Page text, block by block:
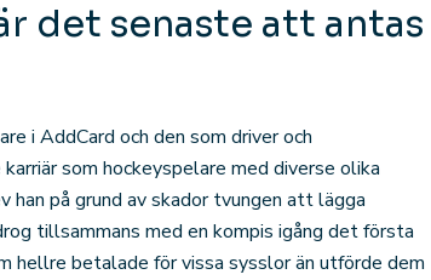
det senaste att antas
i AddCard och den som driver och
som hockeyspelare med diverse olika
han på grund av skador tvungen att lägga
tillsammans med en kompis igång det första
hellre betalade för vissa sysslor än utförde dem